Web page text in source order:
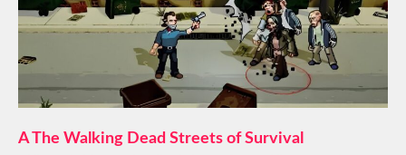
A The Walking Dead Streets of Survival